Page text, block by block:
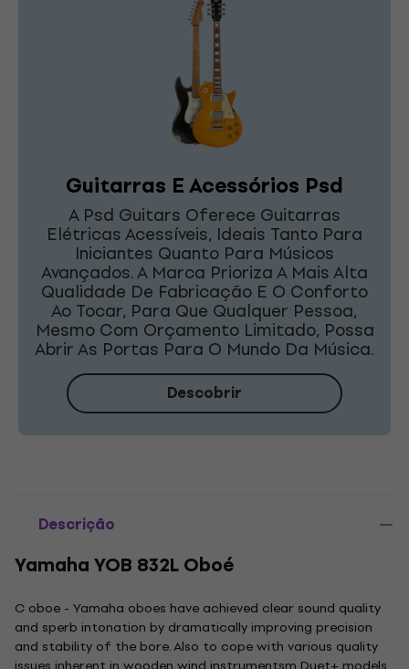
Guitarras E Acessórios Psd
A Psd Guitars Oferece Guitarras
Elétricas Acessíveis, Ideais Tanto Para
Iniciantes Quanto Para Músicos
Avançados. A Marca Prioriza A Mais Alta
Qualidade De Fabricação E O Conforto
Ao Tocar, Para Que Qualquer Pessoa,
Mesmo Com Orçamento Limitado, Possa
Abrir As Portas Para O Mundo Da Música.
Descobrir
Descrição
Yamaha YOB 832L Oboé
C oboe - Yamaha oboes have achieved clear sound quality
and sperb intonation by dramatically improving precision
and stability of the bore. Also to cope with various quality